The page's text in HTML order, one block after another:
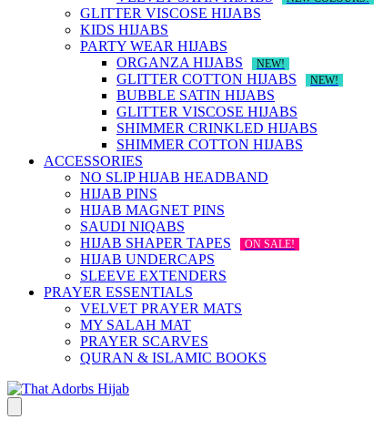
GLITTER VISCOSE HIJABS
KIDS HIJABS
PARTY WEAR HIJABS
ORGANZA HIJABS
NEW!
GLITTER COTTON HIJABS NEW!
BUBBLE SATIN HIJABS
GLITTER VISCOSE HIJABS
SHIMMER CRINKLED HIJABS
SHIMMER COTTON HIJABS
ACCESSORIES
NO SLIP HIJAB HEADBAND
HIJAB PINS
HIJAB MAGNET PINS
SAUDI NIQABS
HIJAB SHAPER TAPES
ON SALE!
HIJAB UNDERCAPS
SLEEVE EXTENDERS
PRAYER ESSENTIALS
VELVET PRAYER MATS
MY SALAH MAT
PRAYER SCARVES
QURAN & ISLAMIC BOOKS